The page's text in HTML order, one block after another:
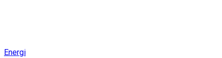
Energi